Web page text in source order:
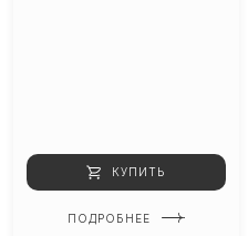
КУПИТЬ
ПОДРОБНЕЕ